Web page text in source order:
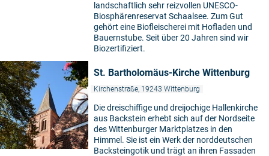
landschaftlich sehr reizvollen UNESCO-
Biosphärenreservat Schaalsee. Zum Gut
gehört eine Biofleischerei mit Hofladen und
Bauernstube. Seit über 20 Jahren sind wir
Biozertifiziert.
St. Bartholomäus-Kirche Wittenburg
Kirchenstraße, 19243 Wittenburg
Die dreischiffige und dreijochige Hallenkirche
aus Backstein erhebt sich auf der Nordseite
des Wittenburger Marktplatzes in den
Himmel. Sie ist ein Werk der norddeutschen
Backsteingotik und trägt an ihren Fassaden